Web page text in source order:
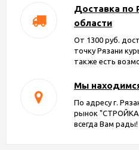
Доставка по
области
От 1300 руб.
точку Рязани
также есть
Мы
По адресу г.
рынок
всегда Вам рады!